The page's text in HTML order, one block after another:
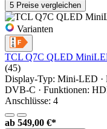
5 Preise vergleichen
Varianten
TCL Q7C QLED
(45)
Display-Typ: Mini-LED ·
DVB-C · Funktionen:
Anschlüsse: 4
ab 549,00 €*